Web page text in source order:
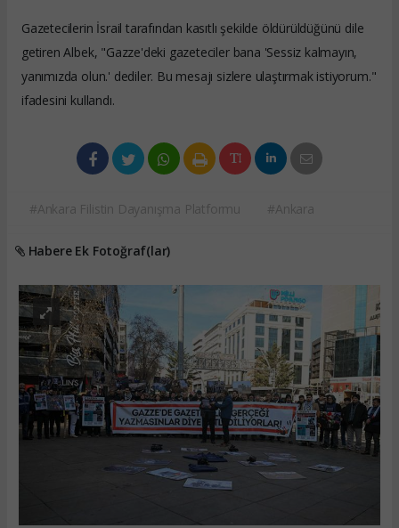
Gazetecilerin İsrail tarafından kasıtlı şekilde öldürüldüğünü dile
getiren Albek, "Gazze'deki gazeteciler bana 'Sessiz kalmayın,
yanımızda olun.' dediler. Bu mesajı sizlere ulaştırmak istiyorum."
ifadesini kullandı.
#Ankara Filistin Dayanışma Platformu #Ankara
Habere Ek Fotoğraf(lar)